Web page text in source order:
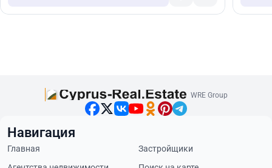
WRE Group
Навигация
Главная
Застройщики